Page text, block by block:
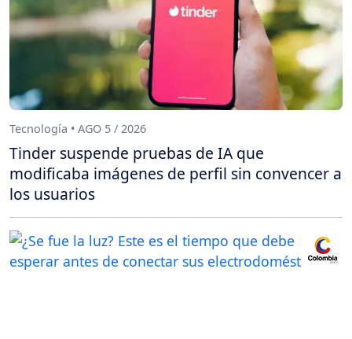
Tecnología • AGO 5 / 2026
Tinder suspende pruebas de IA que
modificaba imágenes de perfil sin convencer a
los usuarios